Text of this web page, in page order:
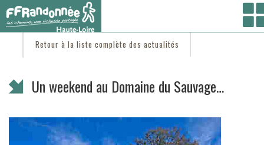
Vous êtes ici :Accueil/C'est d'actu
Retour à la liste complète des actualités
Un weekend au Domaine du Sauvage…